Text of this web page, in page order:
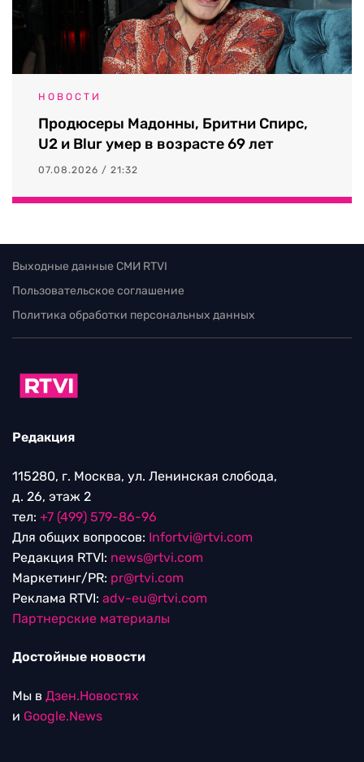
НОВОСТИ
Продюсеры Мадонны, Бритни Спирс,
U2 и Blur умер в возрасте 69 лет
07.08.2026 / 21:32
Выходные данные СМИ RTVI
Пользовательское соглашение
Политика обработки персональных данных
Редакция
115280, г. Москва, ул. Ленинская слобода,
д. 26, этаж 2
тел: +7 (499) 579-86-96
Для общих вопросов: Infortvi@rtvi.com
Редакция RTVI: news@rtvi.com
Маркетинг/PR: pr@rtvi.com
Реклама RTVI: adv-eu@rtvi.com
Партнерские материалы
Достойные новости
Мы в Дзен.Новостях
и Google.News